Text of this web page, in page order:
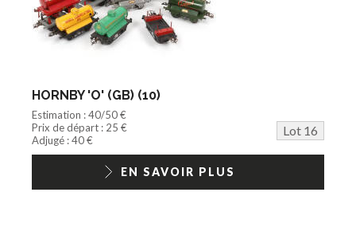
HORNBY 'O' (GB) (10)
Estimation : 40/50 €
Prix de départ : 25 €
Lot 16
Adjugé : 40 €
EN SAVOIR PLUS